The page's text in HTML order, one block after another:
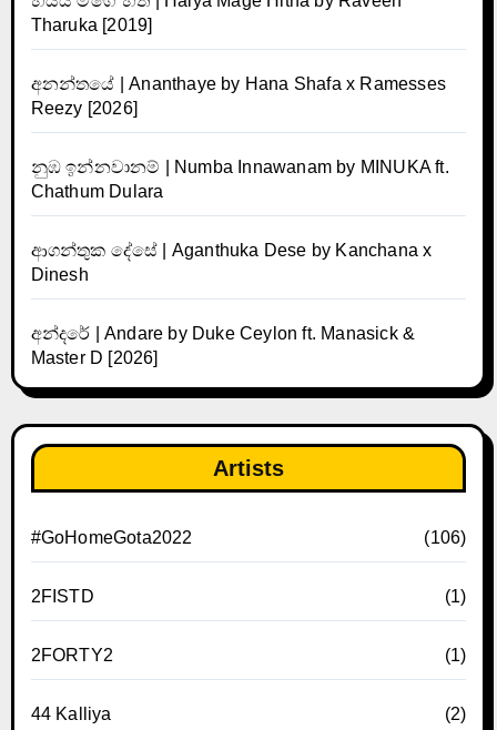
Tharuka [2019]
අනන්තයේ | Ananthaye by Hana Shafa x Ramesses
Reezy [2026]
නුඹ ඉන්නවානම් | Numba Innawanam by MINUKA ft.
Chathum Dulara
ආගන්තුක දේසේ | Aganthuka Dese by Kanchana x
Dinesh
අන්දරේ | Andare by Duke Ceylon ft. Manasick &
Master D [2026]
Artists
#GoHomeGota2022 (106)
2FISTD (1)
2FORTY2 (1)
44 Kalliya (2)